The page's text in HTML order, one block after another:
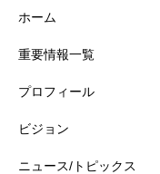
ホーム
重要情報一覧
プロフィール
ビジョン
ニュース/トピックス